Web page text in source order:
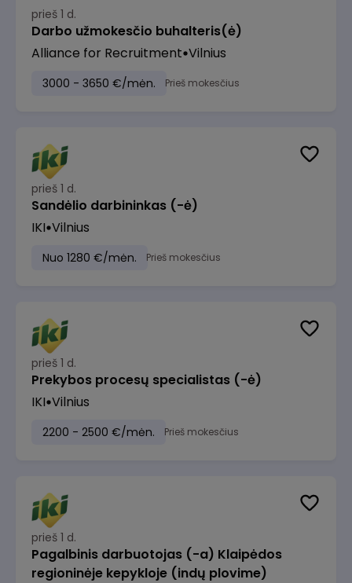
prieš 1 d.
Darbo užmokesčio buhalteris(ė)
Alliance for Recruitment Vilnius
3000 - 3650 €/mėn. Prieš mokesčius
prieš 1 d.
Sandėlio darbininkas (-ė)
IKI Vilnius
Nuo 1280 €/mėn. Prieš mokesčius
prieš 1 d.
Prekybos procesų specialistas (-ė)
IKI Vilnius
2200 - 2500 €/mėn. Prieš mokesčius
prieš 1 d.
Pagalbinis darbuotojas (-a) Klaipėdos
regioninėje kepykloje (indų plovime)